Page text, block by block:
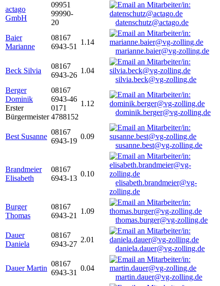
actago
GmbH
09951
99990-
20
datenschutz@actago.de
Baier
Marianne
08167
6943-51
1.14
marianne.baier@vg-zolling.de
Beck Silvia
08167
6943-26
1.04
silvia.beck@vg-zolling.de
Berger
Dominik
Erster
Bürgermeister
08167
6943-46
0171
4788152
1.12
dominik.berger@vg-zolling.de
Best Susanne
08167
6943-19
0.09
susanne.best@vg-zolling.de
Brandmeier
Elisabeth
08167
6943-13
0.10
elisabeth.brandmeier@vg-
zolling.de
Burger
Thomas
08167
6943-21
1.09
thomas.burger@vg-zolling.de
Dauer
Daniela
08167
6943-27
2.01
daniela.dauer@vg-zolling.de
Dauer Martin
08167
6943-31
0.04
martin.dauer@vg-zolling.de